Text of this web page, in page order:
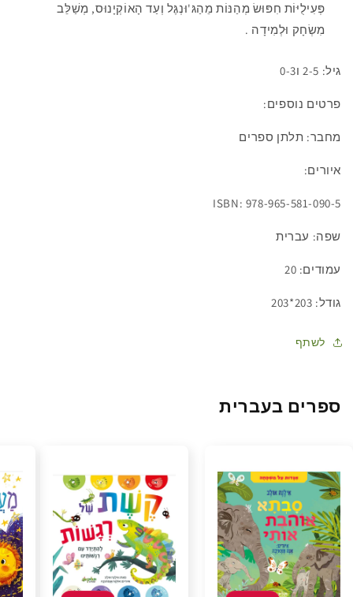
פְּעִילֻיּוֹת חִפּוּשׂ מְהַנּוֹת מֵהַגּ'וּנְגֶּל וְעַד הָאוֹקְיָנוּס, מְשַׁלֵּב
מִשְׂחָק וּלְמִידָה .
גיל: 2-5 ו0-3
פרטים נוספים:
מחבר: תלתן ספרים
איורים:
ISBN: 978-965-581-090-5
שפה: עברית
עמודים: 20
גודל: 203*203
לשתף
ספרים בעברית